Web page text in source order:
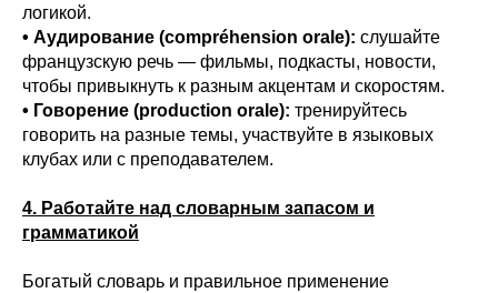
логикой.
• Аудирование (compréhension orale): слушайте
французскую речь — фильмы, подкасты, новости,
чтобы привыкнуть к разным акцентам и скоростям.
• Говорение (production orale): тренируйтесь
говорить на разные темы, участвуйте в языковых
клубах или с преподавателем.
4. Работайте над словарным запасом и
грамматикой
Богатый словарь и правильное применение